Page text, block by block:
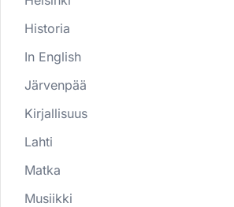
Historia
In English
Järvenpää
Kirjallisuus
Lahti
Matka
Musiikki